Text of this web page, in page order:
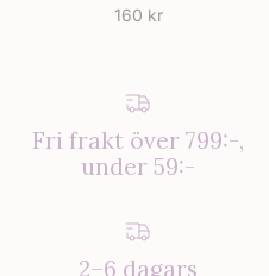
Ordinarie pris
160 kr
Fri frakt över 799:-,
under 59:-
2–6 dagars